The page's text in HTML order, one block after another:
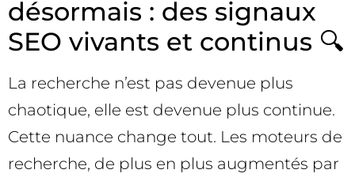
désormais : des signaux
SEO vivants et continus 🔍
La recherche n’est pas devenue plus
chaotique, elle est devenue plus continue.
Cette nuance change tout. Les moteurs de
recherche, de plus en plus augmentés par